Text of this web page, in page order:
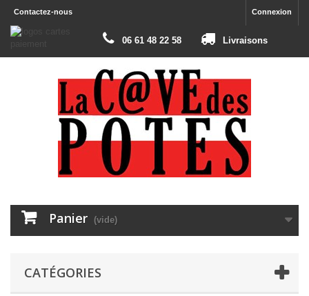
Connexion
Contactez-nous
06 61 48 22 58 Livraisons
Panier (vide)
CATÉGORIES